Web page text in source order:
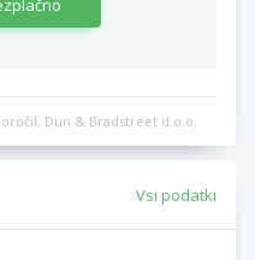
Dun & Bradstreet d.o.o.
Vsi podatki